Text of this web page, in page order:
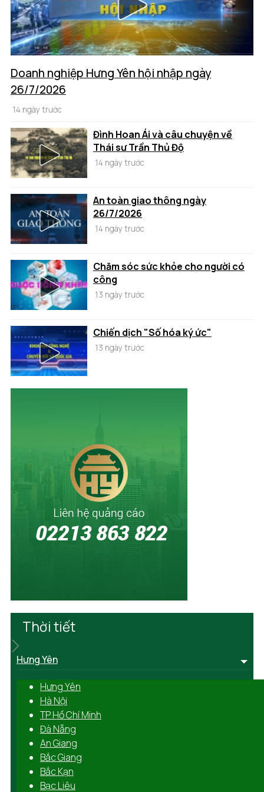
Doanh nghiệp Hưng Yên hội nhập ngày
26/7/2026
14 ngày trước
Đình Hoan Ái và câu chuyện về
Thái sư Trần Thủ Độ
14 ngày trước
An toàn giao thông ngày
26/7/2026
14 ngày trước
Chăm sóc sức khỏe cho người có
công
13 ngày trước
Chiến dịch "Số hóa ký ức"
13 ngày trước
Thời tiết
Hưng Yên
Hưng Yên
Hà Nội
TP Hồ Chí Minh
Đà Nẵng
An Giang
Bắc Giang
Bắc Kạn
Bạc Liêu